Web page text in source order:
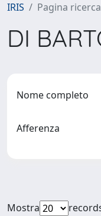
IRIS Pagina
DI
Nome completo
Afferenza
Mostra